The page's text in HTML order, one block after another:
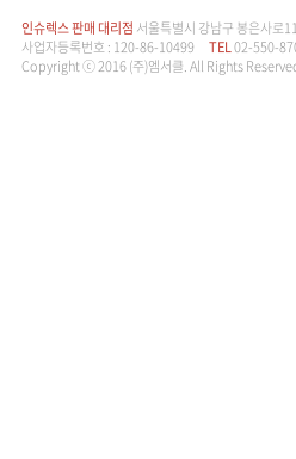
인슈렉스 판매 대리점 서울특별시 강남구 봉은사로
사업자등록번호 : 120-86-10499
TEL02-550-
Copyright ⓒ 2016 (주)엠서클. All Rights